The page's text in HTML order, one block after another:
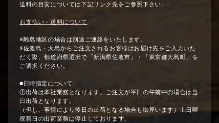
送料の目安については下記リンク先をご参照下さい。
お支払い・送料について
※離島地区の場合は別途ご連絡をいたします。
※佐渡島・大島からご注文されるお客様はお届け先をご入力いた
だく際、都道府県選択で「新潟県佐渡市」・「東京都大島町」を
ご選択ください。
■日時指定について
①出荷は本社業務となります。ご注文が平日の午前中の場合は当
日出荷となります。
（但し、事情により後日の出荷となる場合も御座います）土日曜
祝祭日の出荷業務は停止しております。